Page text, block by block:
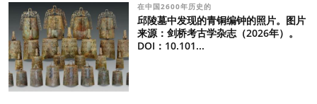
在中国2600年历史的
邱陵墓中发现的青铜编钟的照片。图片
来源：剑桥考古学杂志（2026年）。
DOI：10.101...